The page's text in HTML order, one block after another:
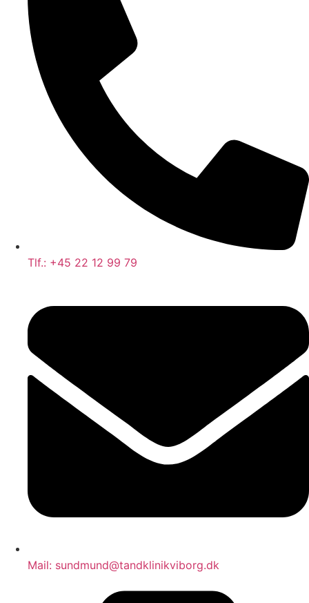
Tlf.: +45 22 12 99 79
Mail: sundmund@tandklinikviborg.dk